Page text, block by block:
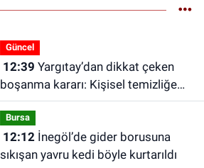
Güncel
12:39
boşanma kararı: Kişisel temizliğe
dikkat etmeyen eş tam kusurlu
sayıldı
Bursa
12:12İnegöl’de gider borusuna
sıkışan yavru kedi böyle kurtarıldı